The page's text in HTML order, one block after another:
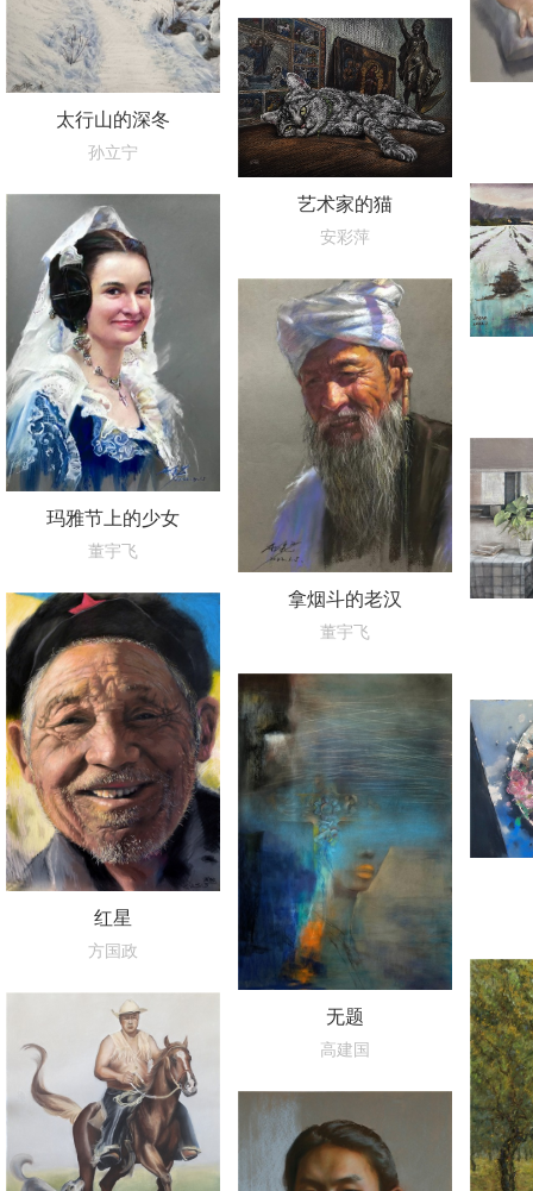
太行山的深冬
孙立宁
艺术家的猫
安彩萍
玛雅节上的少女
董宇飞
拿烟斗的老汉
董宇飞
红星
方国政
无题
高建国